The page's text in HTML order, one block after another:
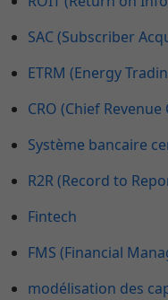
SAC (Subscriber
ETRM (Energy
CRO (Chief
Système bancaire
R2R (Record to
Fintech
FMS (Financial
modélisation des